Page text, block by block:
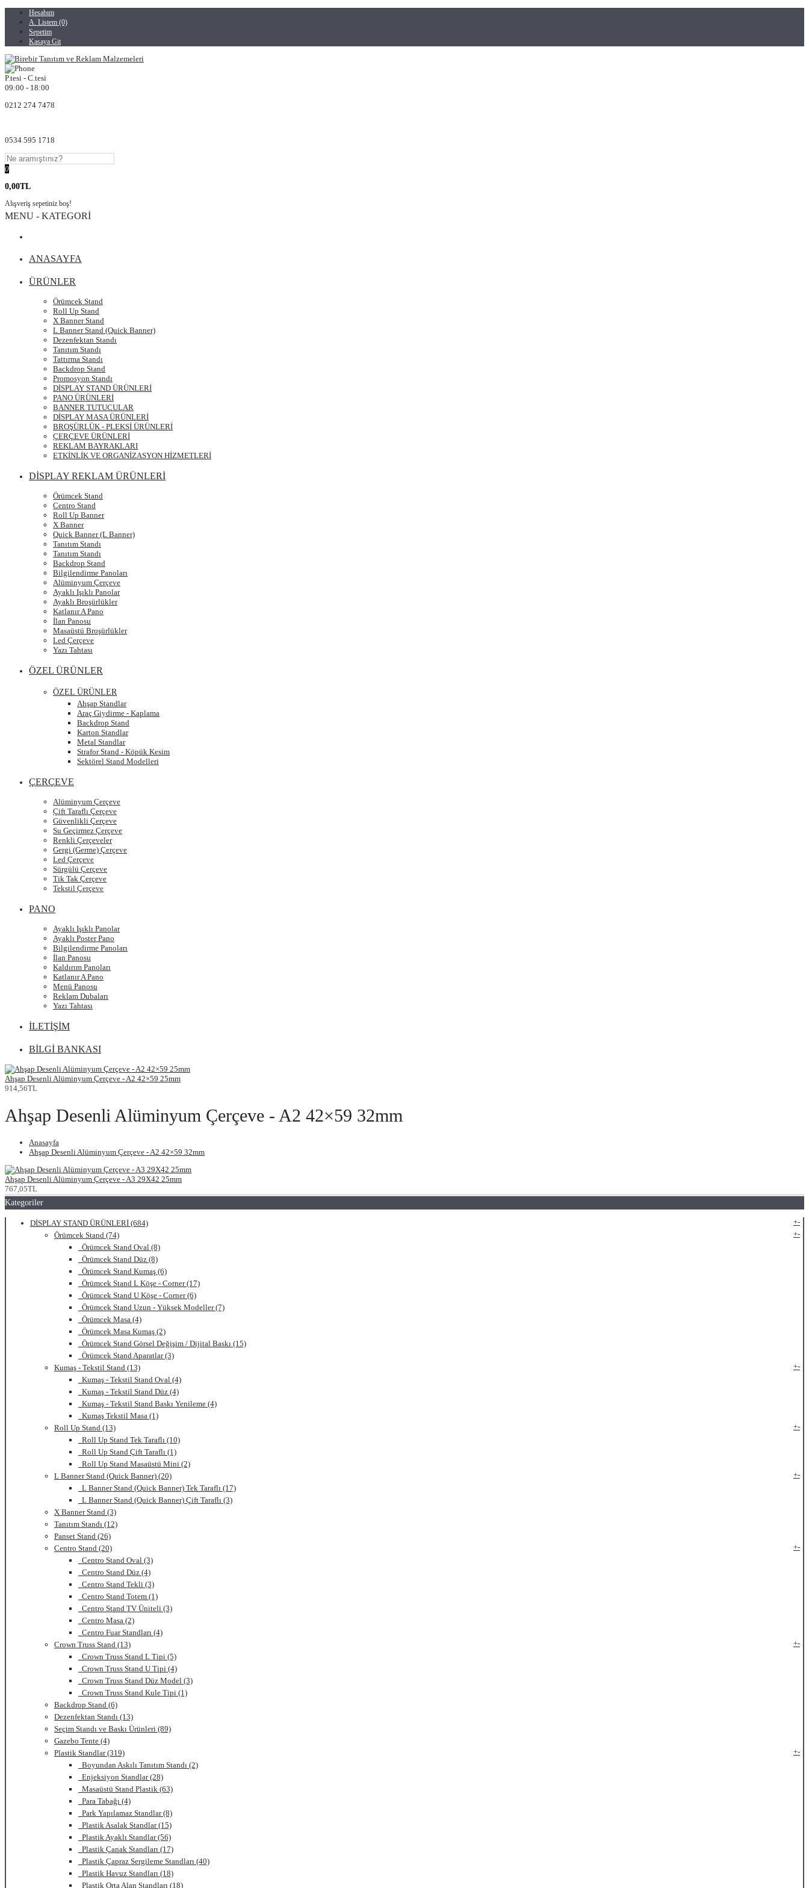
Hesabım
A. Listem (0)
Sepetim
Kasaya Git
P.tesi - C.tesi
09:00 - 18:00
0212 274 7478
0534 595 1718
0
0,00TL
Alışveriş sepetiniz boş!
MENU - KATEGORİ
ANASAYFA
ÜRÜNLER
Örümcek Stand
Roll Up Stand
X Banner Stand
L Banner Stand (Quick Banner)
Dezenfektan Standı
Tanıtım Standı
Tattırma Standı
Backdrop Stand
Promosyon Standı
DİSPLAY STAND ÜRÜNLERİ
PANO ÜRÜNLERİ
BANNER TUTUCULAR
DİSPLAY MASA ÜRÜNLERİ
BROŞÜRLÜK - PLEKSİ ÜRÜNLERİ
ÇERÇEVE ÜRÜNLERİ
REKLAM BAYRAKLARI
ETKİNLİK VE ORGANİZASYON HİZMETLERİ
DİSPLAY REKLAM ÜRÜNLERİ
Örümcek Stand
Centro Stand
Roll Up Banner
X Banner
Quick Banner (L Banner)
Tanıtım Standı
Tanıtım Standı
Backdrop Stand
Bilgilendirme Panoları
Alüminyum Çerçeve
Ayaklı Işıklı Panolar
Ayaklı Broşürlükler
Katlanır A Pano
İlan Panosu
Masaüstü Broşürlükler
Led Çerçeve
Yazı Tahtası
ÖZEL ÜRÜNLER
ÖZEL ÜRÜNLER
Ahşap Standlar
Araç Giydirme - Kaplama
Backdrop Stand
Karton Standlar
Metal Standlar
Strafor Stand - Köpük Kesim
Sektörel Stand Modelleri
ÇERÇEVE
Alüminyum Çerçeve
Çift Taraflı Çerçeve
Güvenlikli Çerçeve
Su Geçirmez Çerçeve
Renkli Çerçeveler
Gergi (Germe) Çerçeve
Led Çerçeve
Sürgülü Çerçeve
Tik Tak Çerçeve
Tekstil Çerçeve
PANO
Ayaklı Işıklı Panolar
Ayaklı Poster Pano
Bilgilendirme Panoları
İlan Panosu
Kaldırım Panoları
Katlanır A Pano
Menü Panosu
Reklam Dubaları
Yazı Tahtası
İLETİŞİM
BİLGİ BANKASI
Ahşap Desenli Alüminyum Çerçeve - A2 42×59 25mm
914,56TL
Ahşap Desenli Alüminyum Çerçeve - A2 42×59 32mm
Anasayfa
Ahşap Desenli Alüminyum Çerçeve - A2 42×59 32mm
Ahşap Desenli Alüminyum Çerçeve - A3 29X42 25mm
767,05TL
Kategoriler
DİSPLAY STAND ÜRÜNLERİ (684) +-
Örümcek Stand (74)
+-
Örümcek Stand Oval (8)
Örümcek Stand Düz (8)
Örümcek Stand Kumaş (6)
Örümcek Stand L Köşe - Corner (17)
Örümcek Stand U Köşe - Corner (6)
Örümcek Stand Uzun - Yüksek Modeller (7)
Örümcek Masa (4)
Örümcek Masa Kumaş (2)
Örümcek Stand Görsel Değişim / Dijital Baskı (15)
Örümcek Stand Aparatlar (3)
Kumaş - Tekstil Stand (13)
+-
Kumaş - Tekstil Stand Oval (4)
Kumaş - Tekstil Stand Düz (4)
Kumaş - Tekstil Stand Baskı Yenileme (4)
Kumaş Tekstil Masa (1)
Roll Up Stand (13)
+-
Roll Up Stand Tek Taraflı (10)
Roll Up Stand Çift Taraflı (1)
Roll Up Stand Masaüstü Mini (2)
L Banner Stand (Quick Banner) (20)
+-
L Banner Stand (Quick Banner) Tek Taraflı (17)
L Banner Stand (Quick Banner) Çift Taraflı (3)
X Banner Stand (3)
Tanıtım Standı (12)
Panset Stand (26)
Centro Stand (20)
+-
Centro Stand Oval (3)
Centro Stand Düz (4)
Centro Stand Tekli (3)
Centro Stand Totem (1)
Centro Stand TV Üniteli (3)
Centro Masa (2)
Centro Fuar Standları (4)
Crown Truss Stand (13)
+-
Crown Truss Stand L Tipi (5)
Crown Truss Stand U Tipi (4)
Crown Truss Stand Düz Model (3)
Crown Truss Stand Kule Tipi (1)
Backdrop Stand (6)
Dezenfektan Standı (13)
Seçim Standı ve Baskı Ürünleri (89)
Gazebo Tente (4)
Plastik Standlar (319)
+-
Boyundan Askılı Tanıtım Standı (2)
Enjeksiyon Standlar (28)
Masaüstü Stand Plastik (63)
Para Tabağı (4)
Park Yapılamaz Standlar (8)
Plastik Asalak Standlar (15)
Plastik Ayaklı Standlar (56)
Plastik Çanak Standları (17)
Plastik Çapraz Sergileme Standları (40)
Plastik Havuz Standları (18)
Plastik Orta Alan Standları (18)